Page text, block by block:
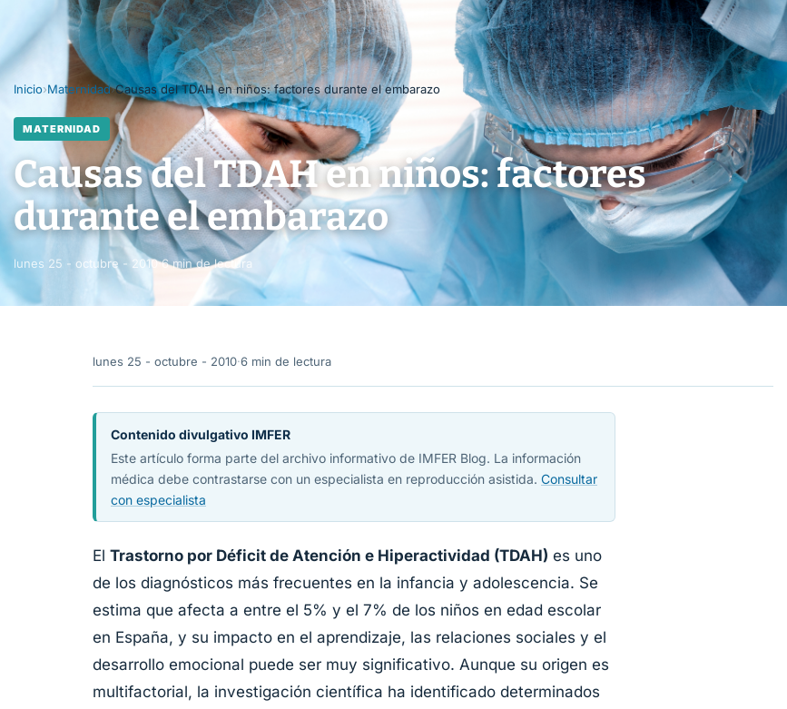
Inicio›Maternidad›Causas del TDAH en niños: factores durante el embarazo
MATERNIDAD
Causas del TDAH en niños: factores
durante el embarazo
lunes 25 - octubre - 2010·6 min de lectura
lunes 25 - octubre - 2010·6 min de lectura
Contenido divulgativo IMFER
Este artículo forma parte del archivo informativo de IMFER Blog. La información
médica debe contrastarse con un especialista en reproducción asistida. Consultar
con especialista
El Trastorno por Déficit de Atención e Hiperactividad (TDAH) es uno
de los diagnósticos más frecuentes en la infancia y adolescencia. Se
estima que afecta a entre el 5% y el 7% de los niños en edad escolar
en España, y su impacto en el aprendizaje, las relaciones sociales y el
desarrollo emocional puede ser muy significativo. Aunque su origen es
multifactorial, la investigación científica ha identificado determinados